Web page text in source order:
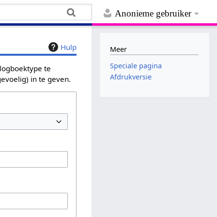
Anonieme gebruiker
Hulp
te
in te geven.
Meer
Speciale pagina
Afdrukversie